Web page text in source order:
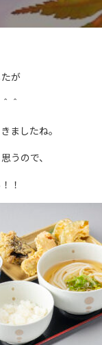
が
＾
ましたね。
うので、
！